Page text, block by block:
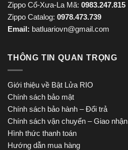
Zippo Cổ-Xưa-La Mã: 0983.247.815
Zippo Catalog: 0978.473.739
Email: batluariovn@gmail.com
THÔNG TIN QUAN TRỌNG
Giới thiệu về Bật Lửa RIO
Chính sách bảo mật
Chính sách bảo hành – Đổi trả
Chính sách vận chuyển – Giao nhận
Hình thức thanh toán
Hướng dẫn mua hàng